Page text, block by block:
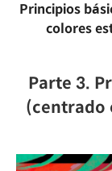
Principios
colores
Parte 3.
(centrado